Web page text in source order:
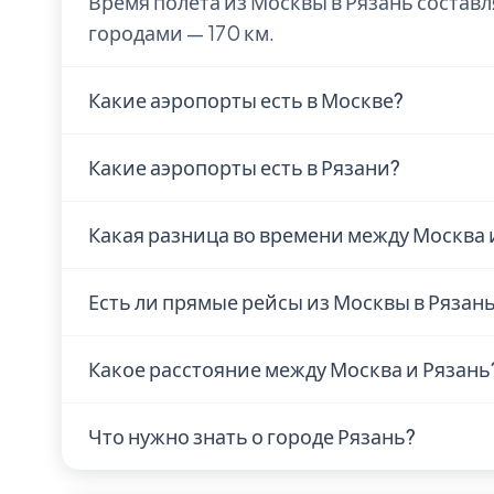
городами — 170 км.
Какие аэропорты есть в Москве?
Какие аэропорты есть в Рязани?
Какая разница во времени между Москва
Есть ли прямые рейсы из Москвы в
Рекомендуем проверить актуальное
Какое расстояние между Москва и
выходные.
Что нужно знать о городе Рязань?